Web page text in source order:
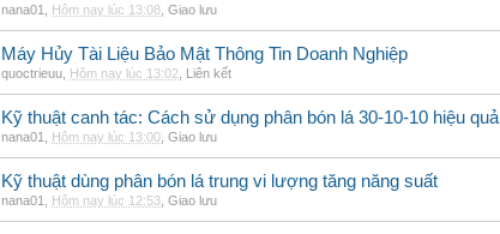
nana01 Hôm nay lúc 13:08 Giao lưu
Máy Hủy Tài Liệu Bảo Mật Thông Tin Doanh Nghiệp
quoctrieuu Hôm nay lúc 13:02 Liên kết
Kỹ thuật canh tác: Cách sử dụng phân bón lá 30-10-10 hiệu quả
nana01 Hôm nay lúc 13:00 Giao lưu
Kỹ thuật dùng phân bón lá trung vi lượng tăng năng suất
nana01 Hôm nay lúc 12:53 Giao lưu